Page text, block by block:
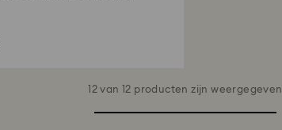
12 van 12 producten zijn weergegeven